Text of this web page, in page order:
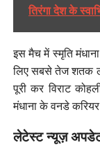
तिरंगा देश के
इस मैच में स्मृति
लिए सबसे तेज शतक
पूरी कर विराट
मंधाना के वनडे
लेटेस्ट न्यूज़